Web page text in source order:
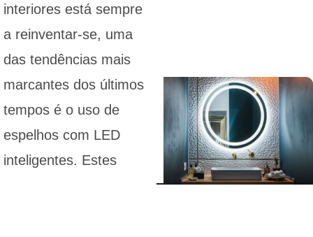
interiores está sempre
a reinventar-se, uma
das tendências mais
marcantes dos últimos
tempos é o uso de
espelhos com LED
inteligentes. Estes